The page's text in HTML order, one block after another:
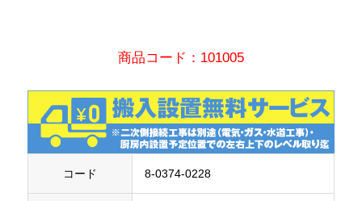
商品コード：101005
コード 8-0374-0228